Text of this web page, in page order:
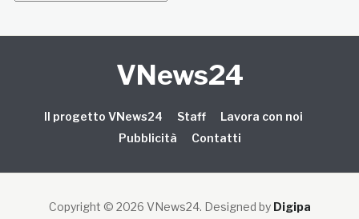
VNews24
Il progetto VNews24 Staff
Lavora con noi
Pubblicità
Contatti
Copyright © 2026 VNews24. Designed by Digipa